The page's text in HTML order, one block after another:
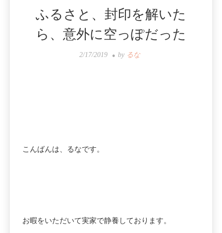
ふるさと、封印を解いた
ら、意外に空っぽだった
2/17/2019 by るな
こんばんは、るなです。
お暇をいただいて実家で静養しております。